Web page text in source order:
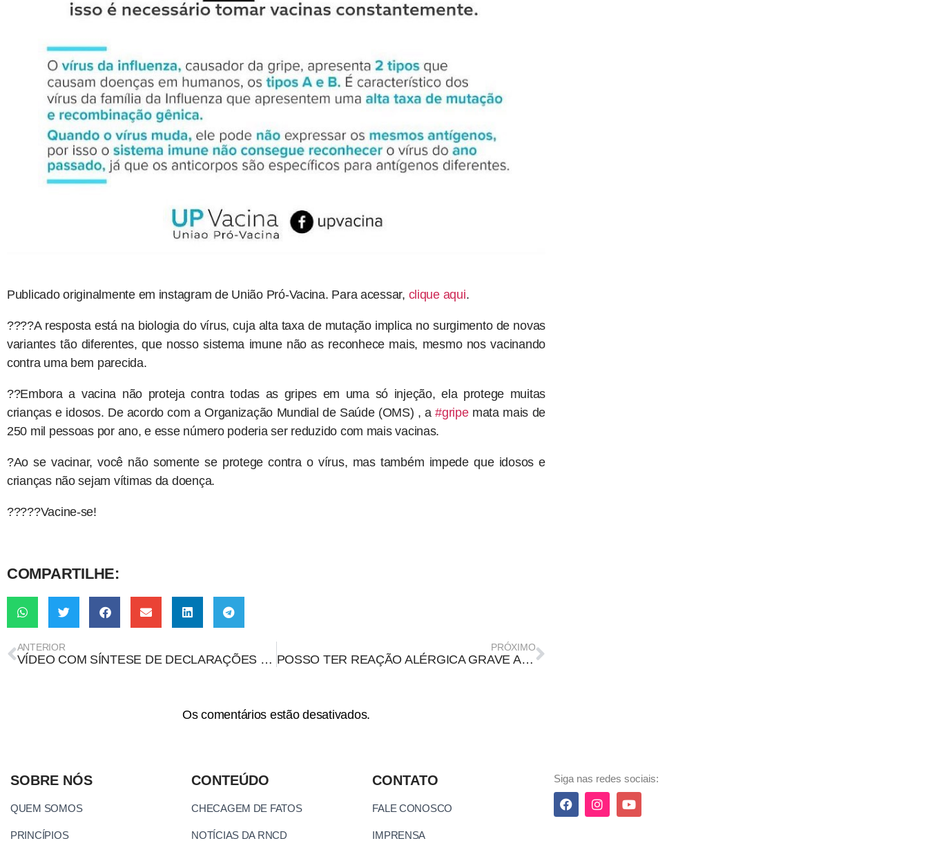
Publicado originalmente em instagram de União Pró-Vacina. Para acessar, clique aqui.
????A resposta está na biologia do vírus, cuja alta taxa de mutação implica no surgimento de novas
variantes tão diferentes, que nosso sistema imune não as reconhece mais, mesmo nos vacinando
contra uma bem parecida.
??Embora a vacina não proteja contra todas as gripes em uma só injeção, ela protege muitas
crianças e idosos. De acordo com a Organização Mundial de Saúde (OMS) , a#gripemata mais de
250 mil pessoas por ano, e esse número poderia ser reduzido com mais vacinas.
?Ao se vacinar, você não somente se protege contra o vírus, mas também impede que idosos e
crianças não sejam vítimas da doença.
?????Vacine-se!
COMPARTILHE:
ANTERIOR
VÍDEO COM SÍNTESE DE DECLARAÇÕES DE BOLSONARO CONTRA A VACINAÇÃO É VERDADEIRO
PRÓXIMO
POSSO TER REAÇÃO ALÉRGICA GRAVE APÓS A VACINA COVID-19?
Os comentários estão desativados.
SOBRE NÓS
QUEM SOMOS
PRINCÍPIOS
CONTEÚDO
CHECAGEM DE FATOS
NOTÍCIAS DA RNCD
CONTATO
FALE CONOSCO
IMPRENSA
Siga nas redes sociais: